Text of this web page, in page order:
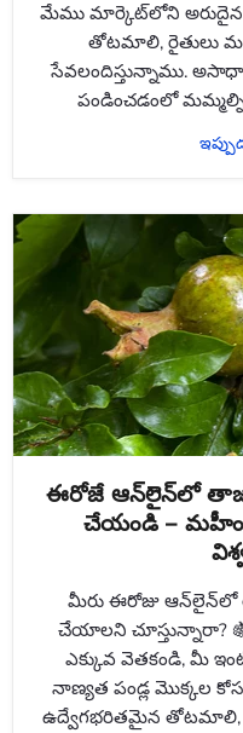
మేము మార్కెట్‌లోని
తోటమాలి, రైతులు
సేవలందిస్తున్నాము.
పండించడంలో
ఈరోజే ఆన్‌లైన్‌లో తాజా
చేయండి –
మీరు ఈరోజు ఆన్‌లైన్‌లో
చేయాలని చూస్తున్నారా?
ఎక్కువ వెతకండి, మీ
నాణ్యత పండ్ల మొక్కల
ఉద్వేగభరితమైన తోటమాలి,